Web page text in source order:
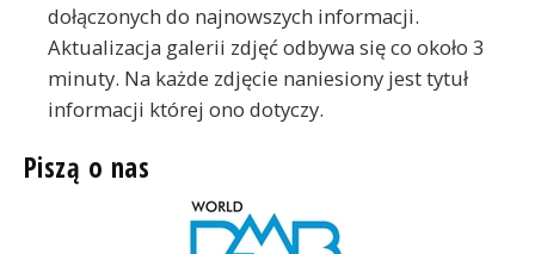
dołączonych do najnowszych informacji.
Aktualizacja galerii zdjęć odbywa się co około 3
minuty. Na każde zdjęcie naniesiony jest tytuł
informacji której ono dotyczy.
Piszą o nas